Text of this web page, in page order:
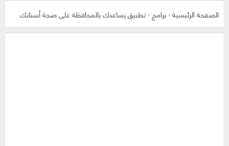
الصفحة الرئيسية›برامج›تطبيق يساعدك بالمحافظة على صحة أسنانك